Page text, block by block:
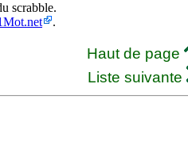
scrabble.
.
Haut de page
Liste suivante